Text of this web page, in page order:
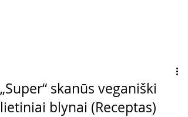
„Super“ skanūs veganiški
lietiniai blynai (Receptas)